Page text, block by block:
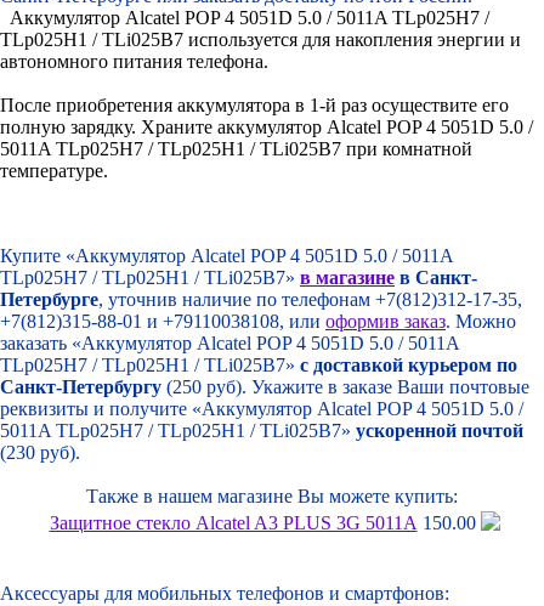
Аккумулятор Alcatel POP 4 5051D 5.0 / 5011A TLp025H7 /
TLp025H1 / TLi025B7 используется для накопления энергии и
автономного питания телефона.
После приобретения аккумулятора в 1-й раз осуществите его
полную зарядку. Храните аккумулятор Alcatel POP 4 5051D 5.0 /
5011A TLp025H7 / TLp025H1 / TLi025B7 при комнатной
температуре.
Купите «Аккумулятор Alcatel POP 4 5051D 5.0 / 5011A
TLp025H7 / TLp025H1 / TLi025B7» в магазине в Санкт-
Петербурге, уточнив наличие по телефонам +7(812)312-17-35,
+7(812)315-88-01 и +79110038108, или оформив заказ. Можно
заказать «Аккумулятор Alcatel POP 4 5051D 5.0 / 5011A
TLp025H7 / TLp025H1 / TLi025B7» с доставкой курьером по
Санкт-Петербургу (250 руб). Укажите в заказе Ваши почтовые
реквизиты и получите «Аккумулятор Alcatel POP 4 5051D 5.0 /
5011A TLp025H7 / TLp025H1 / TLi025B7» ускоренной почтой
(230 руб).
Также в нашем магазине Вы можете купить:
Защитное стекло Alcatel A3 PLUS 3G 5011A 150.00
Аксессуары для мобильных телефонов и смартфонов: